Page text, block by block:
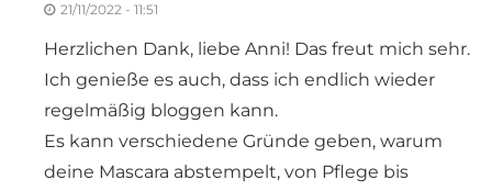
21/11/2022 - 11:51
Herzlichen Dank, liebe Anni! Das freut mich sehr.
Ich genieße es auch, dass ich endlich wieder
regelmäßig bloggen kann.
Es kann verschiedene Gründe geben, warum
deine Mascara abstempelt, von Pflege bis